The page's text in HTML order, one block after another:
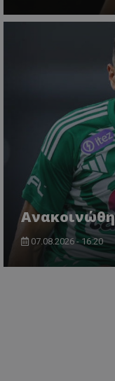
07.08.2026 - 16:20